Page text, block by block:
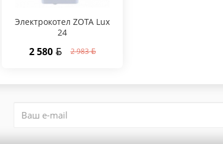
Электрокотел ZOTA Lux
24
2 580 2 983